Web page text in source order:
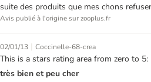
suite des produits que mes chons
Avis publié à l'origine sur zooplus.fr
02/01/13 | Coccinelle-68-crea
This is a stars rating area from zero to 5:
très bien et peu cher